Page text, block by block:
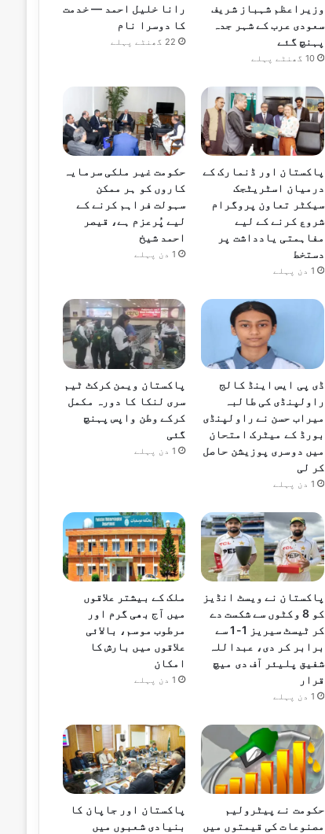
وزیراعظم شہباز شریف
سعودی عرب کے شہر جدہ
پہنچ گئے
10 گھنٹے پہلے
رانا خلیل احمد — خدمت
کا دوسرا نام
22 گھنٹے پہلے
پاکستان اور ڈنمارک کے
درمیان اسٹریٹجک
سیکٹر تعاون پروگرام
شروع کرنے کے لیے
مفاہمتی یادداشت پر
دستخط
1 دن پہلے
حکومت غیر ملکی سرمایہ
کاروں کو ہر ممکن
سہولت فراہم کرنے کے
لیے پُرعزم ہے، قیصر
احمد شیخ
1 دن پہلے
ڈی پی ایس اینڈ کالج
راولپنڈی کی طالبہ
میراب حسن نے راولپنڈی
بورڈ کے میٹرک امتحان
میں دوسری پوزیشن حاصل
کر لی
1 دن پہلے
پاکستان ویمن کرکٹ ٹیم
سری لنکا کا دورہ مکمل
کرکے وطن واپس پہنچ
گئی
1 دن پہلے
پاکستان نے ویسٹ انڈیز
کو 8 وکٹوں سے شکست دے
کر ٹیسٹ سیریز 1-1 سے
برابر کر دی، عبداللہ
شفیق پلیئر آف دی میچ
قرار
1 دن پہلے
ملک کے بیشتر علاقوں
میں آج بھی گرم اور
مرطوب موسم، بالائی
علاقوں میں بارش کا
امکان
1 دن پہلے
حکومت نے پیٹرولیم
مصنوعات کی قیمتوں میں
پاکستان اور جاپان کا
بنیادی شعبوں میں